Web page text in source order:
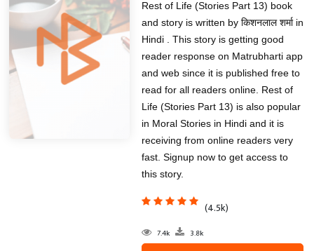
Rest of Life (Stories Part 13) book
and story is written by किशनलाल शर्मा in
Hindi . This story is getting good
reader response on Matrubharti app
and web since it is published free to
read for all readers online. Rest of
Life (Stories Part 13) is also popular
in Moral Stories in Hindi and it is
receiving from online readers very
fast. Signup now to get access to
this story.
(4.5k)
7.4k 3.8k